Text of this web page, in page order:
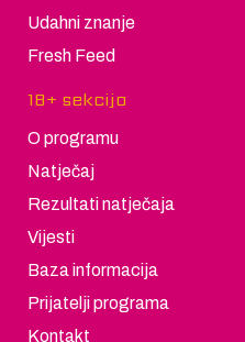
Udahni znanje
Fresh Feed
18+ sekcija
O programu
Natječaj
Rezultati natječaja
Vijesti
Baza informacija
Prijatelji programa
Kontakt